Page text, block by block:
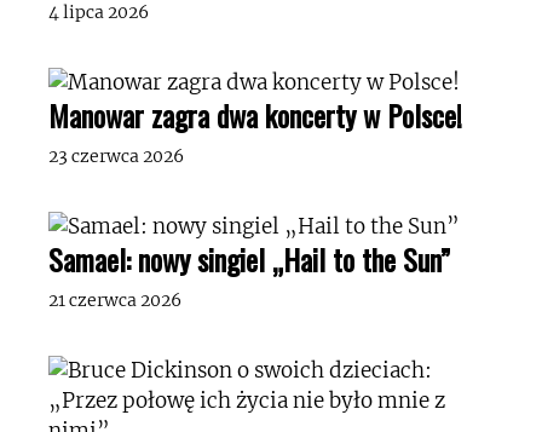
4 lipca 2026
Manowar zagra dwa koncerty w Polsce!
23 czerwca 2026
Samael: nowy singiel „Hail to the Sun”
21 czerwca 2026